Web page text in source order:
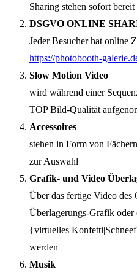
Sharing stehen sofort bereit
DSGVO ONLINE
Jeder Besucher hat online
https://photobooth-
Slow Motion Video
wird während einer
TOP Bild-Qualität
Accessoires
stehen in Form von
zur Auswahl
Grafik- und Video
Über das fertige Video des
Überlagerungs-Grafik
{virtuelles
werden
Musik